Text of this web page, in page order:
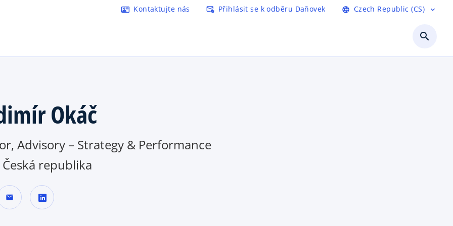
Přejít na hlavní obsah
contact_mail Kontaktujte nás attach_email Přihlásit se k odběru Daňovek
o
t
language Czech Republic (CS) expand_more
search
Okáč
Advisory – Strategy & Performance
Česká republika
mail